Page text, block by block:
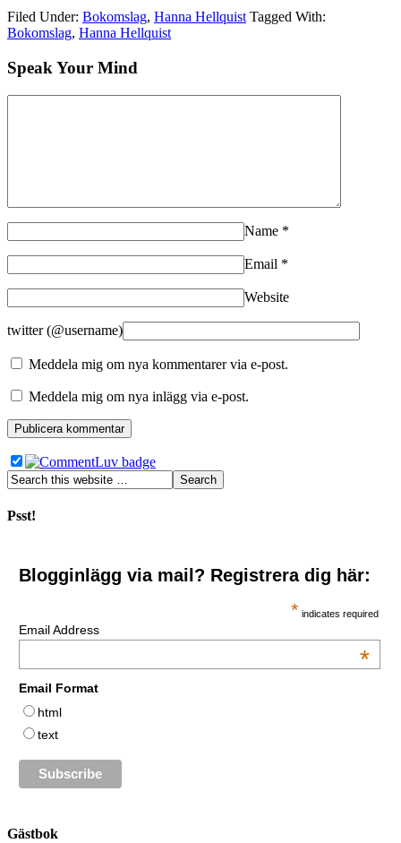
Filed Under: Bokomslag, Hanna Hellquist Tagged With:
Bokomslag, Hanna Hellquist
Speak Your Mind
Name *
Email *
Website
twitter (@username)
Meddela mig om nya kommentarer via e-post.
Meddela mig om nya inlägg via e-post.
Psst!
Blogginlägg via mail? Registrera dig här:
* indicates required
Email Address
*
Email Format
html
text
Gästbok